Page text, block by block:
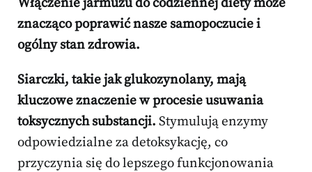
znacząco poprawić nasze samopoczucie i
ogólny stan zdrowia.
Siarczki, takie jak glukozynolany, mają
kluczowe znaczenie w procesie usuwania
toksycznych substancji. Stymulują enzymy
odpowiedzialne za detoksykację, co
przyczynia się do lepszego funkcjonowania